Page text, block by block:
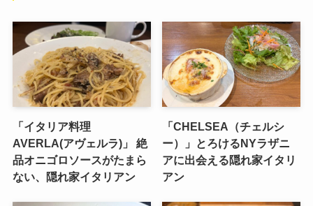
「イタリア料理
AVERLA(アヴェルラ)」 絶
品オニゴロソースがたまら
ない、隠れ家イタリアン
「CHELSEA（チェルシ
ー）」とろけるNYラザニ
アに出会える隠れ家イタリ
アン